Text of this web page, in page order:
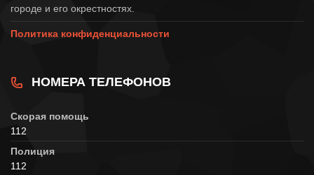
городе и его окрестностях.
Политика конфиденциальности
НОМЕРА ТЕЛЕФОНОВ
Скорая помощь
112
Полиция
112